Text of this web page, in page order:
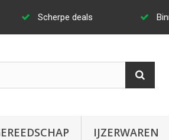
Scherpe deals
IJZERWAREN